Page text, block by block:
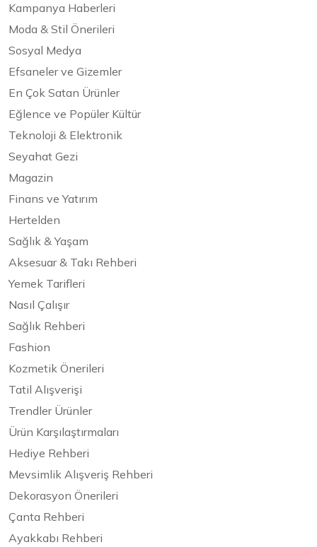
Kampanya Haberleri
Moda & Stil Önerileri
Sosyal Medya
Efsaneler ve Gizemler
En Çok Satan Ürünler
Eğlence ve Popüler Kültür
Teknoloji & Elektronik
Seyahat Gezi
Magazin
Finans ve Yatırım
Hertelden
Sağlık & Yaşam
Aksesuar & Takı Rehberi
Yemek Tarifleri
Nasıl Çalışır
Sağlık Rehberi
Fashion
Kozmetik Önerileri
Tatil Alışverişi
Trendler Ürünler
Ürün Karşılaştırmaları
Hediye Rehberi
Mevsimlik Alışveriş Rehberi
Dekorasyon Önerileri
Çanta Rehberi
Ayakkabı Rehberi